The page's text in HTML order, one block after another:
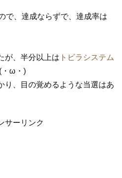
で、達成ならずで、達成率は
が、半分以上は トビラシステム
・ω・)
り、目の覚めるような当選はあ
サーリンク